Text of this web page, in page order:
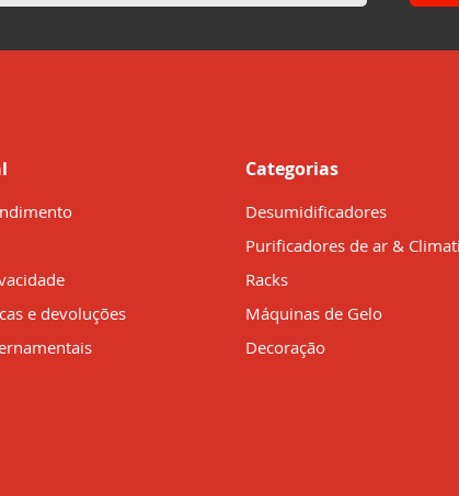
e devoluções
Categorias
Desumidificadores
Purificadores de ar &
Racks
Máquinas de Gelo
Decoração